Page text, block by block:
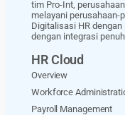
tim Pro-Int,
melayani perusahaan-
Digitalisasi HR
dengan integrasi
HR Cloud
Overview
Workforce
Payroll Management